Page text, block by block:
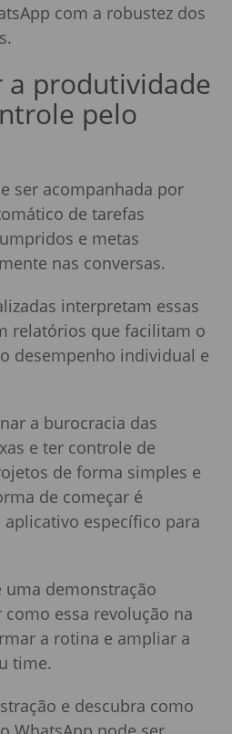
com a robustez dos
a produtividade
pelo
ser acompanhada por
de tarefas
e metas
nas conversas.
interpretam essas
relatórios que facilitam o
desempenho individual e
a burocracia das
e ter controle de
de forma simples e
de começar é
específico para
uma demonstração
essa revolução na
a rotina e ampliar a
time.
e descubra como